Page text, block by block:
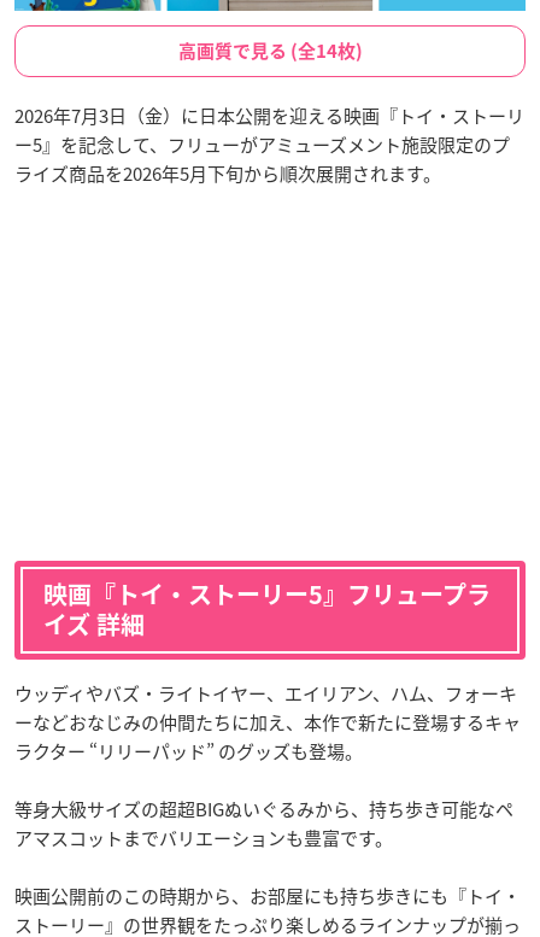
高画質で見る (全14枚)
2026年7月3日（金）に日本公開を迎える映画『トイ・ストーリ
ー5』を記念して、フリューがアミューズメント施設限定のプ
ライズ商品を2026年5月下旬から順次展開されます。
映画『トイ・ストーリー5』フリュープラ
イズ 詳細
ウッディやバズ・ライトイヤー、エイリアン、ハム、フォーキ
ーなどおなじみの仲間たちに加え、本作で新たに登場するキャ
ラクター “リリーパッド” のグッズも登場。
等身大級サイズの超超BIGぬいぐるみから、持ち歩き可能なペ
アマスコットまでバリエーションも豊富です。
映画公開前のこの時期から、お部屋にも持ち歩きにも『トイ・
ストーリー』の世界観をたっぷり楽しめるラインナップが揃っ